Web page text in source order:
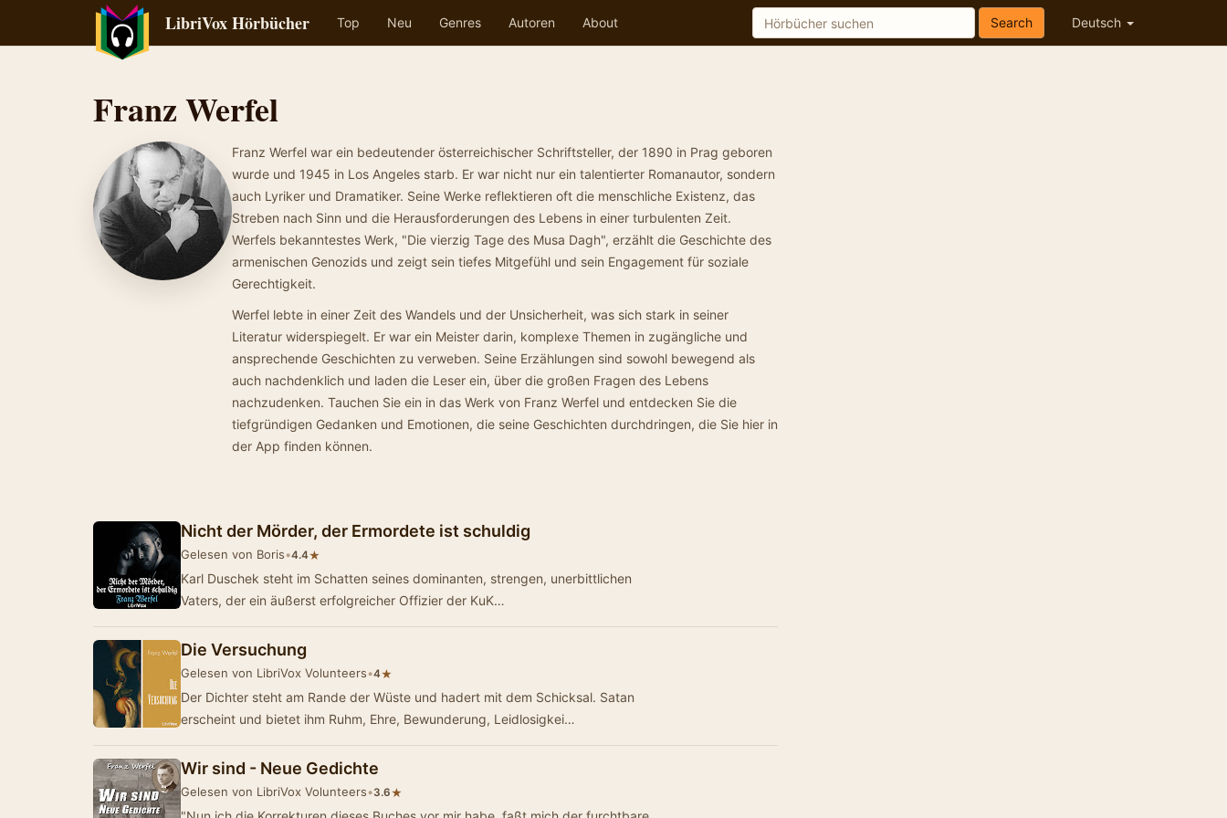
LibriVox Hörbücher Top Neu Genres Autoren About Deutsch
Search
Franz Werfel
Franz Werfel war ein bedeutender österreichischer Schriftsteller, der 1890 in Prag geboren
wurde und 1945 in Los Angeles starb. Er war nicht nur ein talentierter Romanautor, sondern
auch Lyriker und Dramatiker. Seine Werke reflektieren oft die menschliche Existenz, das
Streben nach Sinn und die Herausforderungen des Lebens in einer turbulenten Zeit.
Werfels bekanntestes Werk, "Die vierzig Tage des Musa Dagh", erzählt die Geschichte des
armenischen Genozids und zeigt sein tiefes Mitgefühl und sein Engagement für soziale
Gerechtigkeit.
Werfel lebte in einer Zeit des Wandels und der Unsicherheit, was sich stark in seiner
Literatur widerspiegelt. Er war ein Meister darin, komplexe Themen in zugängliche und
ansprechende Geschichten zu verweben. Seine Erzählungen sind sowohl bewegend als
auch nachdenklich und laden die Leser ein, über die großen Fragen des Lebens
nachzudenken. Tauchen Sie ein in das Werk von Franz Werfel und entdecken Sie die
tiefgründigen Gedanken und Emotionen, die seine Geschichten durchdringen, die Sie hier in
der App finden können.
Nicht der Mörder, der Ermordete ist schuldig
Gelesen von Boris•4.4★
Karl Duschek steht im Schatten seines dominanten, strengen, unerbittlichen
Vaters, der ein äußerst erfolgreicher Offizier der KuK…
Die Versuchung
Gelesen von LibriVox Volunteers•4★
Der Dichter steht am Rande der Wüste und hadert mit dem Schicksal. Satan
erscheint und bietet ihm Ruhm, Ehre, Bewunderung, Leidlosigkei…
Wir sind - Neue Gedichte
Gelesen von LibriVox Volunteers•3.6★